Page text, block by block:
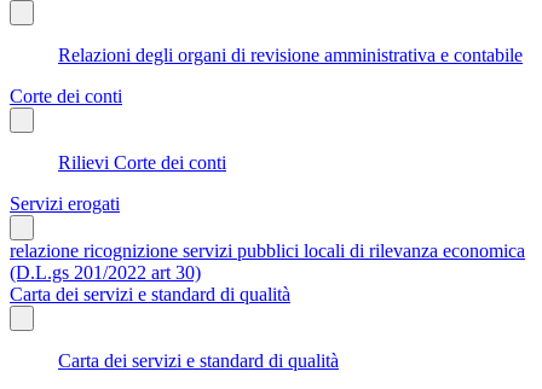
Relazioni degli organi di revisione amministrativa e contabile
Corte dei conti
Rilievi Corte dei conti
Servizi erogati
relazione ricognizione servizi pubblici locali di rilevanza economica
(D.L.gs 201/2022 art 30)
Carta dei servizi e standard di qualità
Carta dei servizi e standard di qualità